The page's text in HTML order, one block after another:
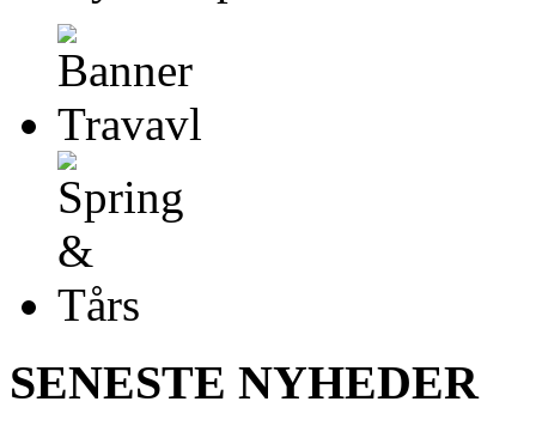
SENESTE NYHEDER